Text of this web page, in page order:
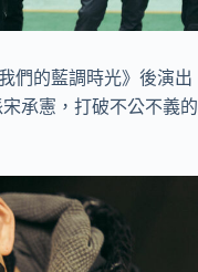
們的藍調時光》後演出
承憲，打破不公不義的